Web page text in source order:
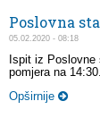
Poslovna
05.02.2020 - 08:18
Ispit iz
pomjera na 14:30.
Opširnije